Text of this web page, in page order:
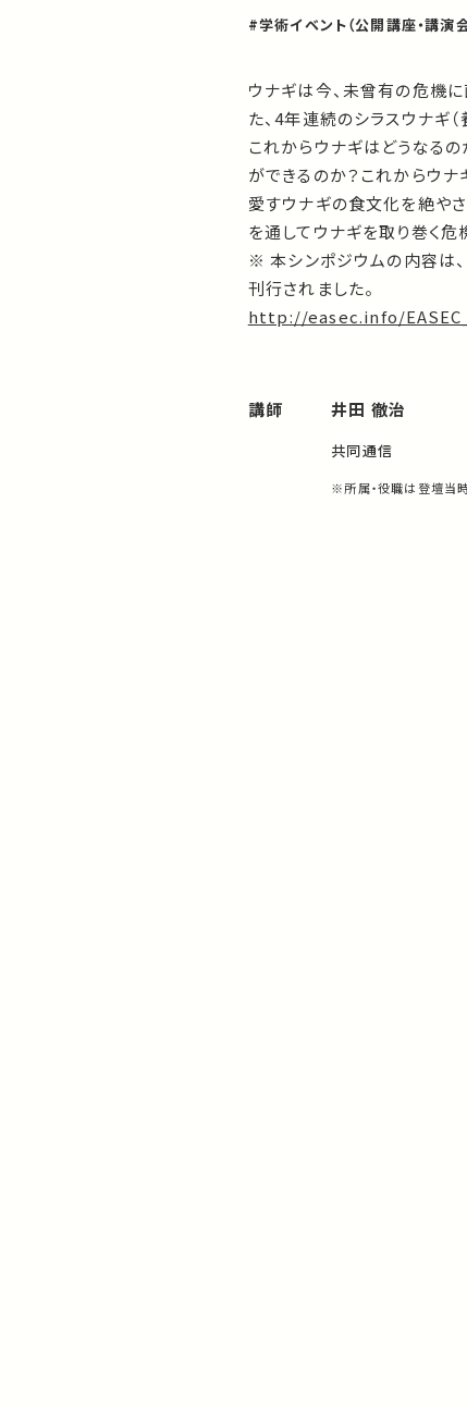
#学術イベント（公開講座・講演
ウナギは今、未曾有の危機
た、4年連続のシラスウナギ
これからウナギはどうなる
ができるのか？これからウナ
愛すウナギの食文化を絶や
を通してウナギを取り巻く
※ 本シンポジウムの内容は
刊行されました。
http://easec.info/
講師 井田 徹治
共同通信
※所属・役職は登壇当時